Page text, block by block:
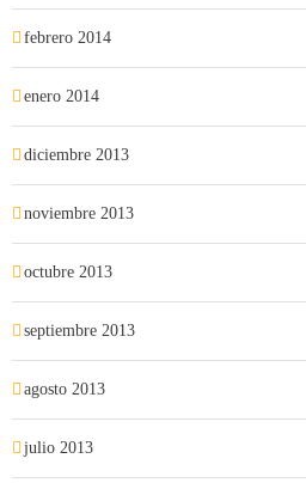
febrero 2014
enero 2014
diciembre 2013
noviembre 2013
octubre 2013
septiembre 2013
agosto 2013
julio 2013